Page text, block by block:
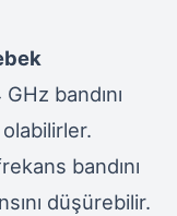
bandını
bandını
düşürebilir.